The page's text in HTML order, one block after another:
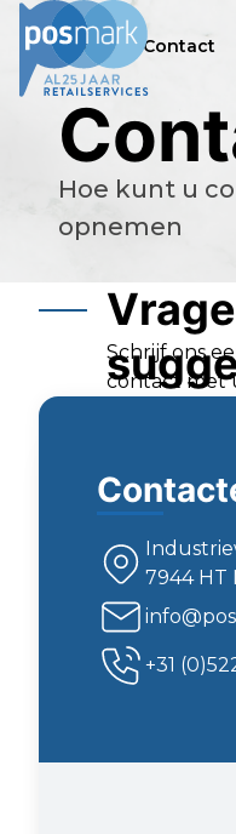
Home / Contact
Hoe kunt u
opnemen
Schrijf ons
contact met
7944 HT
+31